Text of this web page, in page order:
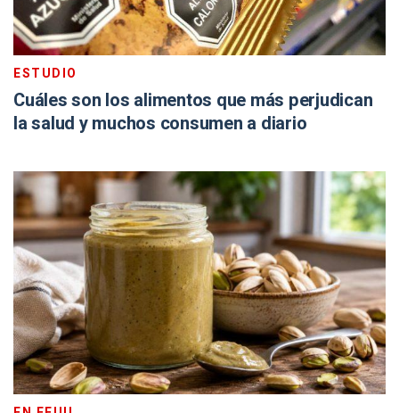
ESTUDIO
Cuáles son los alimentos que más perjudican
la salud y muchos consumen a diario